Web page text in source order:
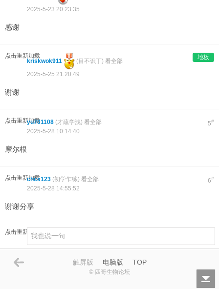
2025-5-23 20:23:35
感谢
点击重新加载 地板
kriskwok911 (目不识丁)看全部
2025-5-25 21:20:49
谢谢
点击重新加载 5#
yu701108 (才疏学浅) 看全部
2025-5-28 10:14:40
摩尔根
点击重新加载 6#
chcx123 (初学乍练) 看全部
2025-5-28 14:55:52
谢谢分享
点击重新加载
触屏版 电脑版 TOP
© 四哥生物论坛